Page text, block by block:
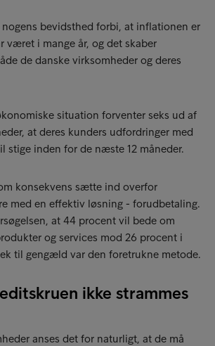
bevidsthed forbi, at inflationen er
været i mange år, og det skaber
de danske virksomheder og deres
situation forventer seks ud af
at deres kunders udfordringer med
stige inden for de næste 12 måneder.
konsekvens sætte ind overfor
med en effektiv løsning - forudbetaling.
at 44 procent vil bede om
og services mod 26 procent i
til gengæld var den foretrukne metode.
ikke strammes
anses det for naturligt, at de må